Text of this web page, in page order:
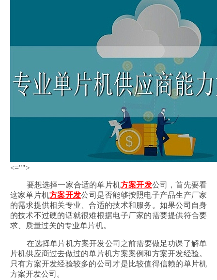
<="">
要想选择一家合适的单片机方案开发公司，首先要看
这家单片机方案开发公司是否能够按照电子产品生产厂家
的需求提供相关专业、合适的技术和服务。如果公司自身
的技术不过硬的话就很难根据电子厂家的需要提供符合要
求、质量过关的专业单片机。
在选择单片机方案开发公司之前需要做足功课了解单
片机供应商过去做过的单片机方案案例和方案开发经验。
只有方案开发经验较多的公司才是比较值得信赖的单片机
方案开发公司。